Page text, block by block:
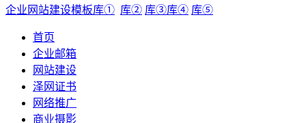
企业网站建设模板库① 库② 库③库④ 库⑤
首页
企业邮箱
网站建设
泽网证书
网络推广
商业摄影